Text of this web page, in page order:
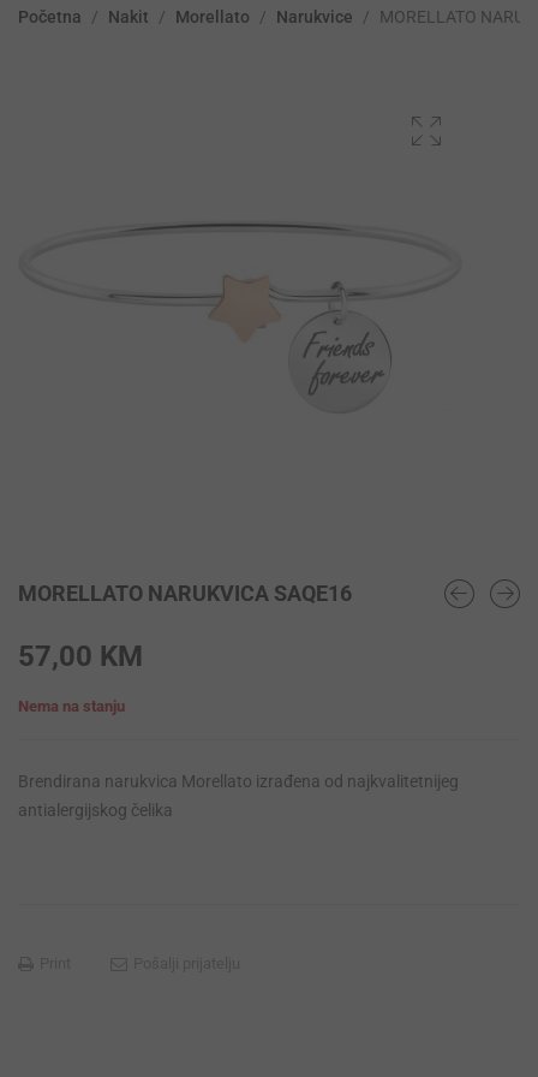
Početna / Nakit / Morellato / Narukvice / MORELLATO
MORELLATO NARUKVICA SAQE16
57,00 KM
Nema na stanju
Brendirana narukvica Morellato izrađena od najkvalitetnijeg
antialergijskog čelika